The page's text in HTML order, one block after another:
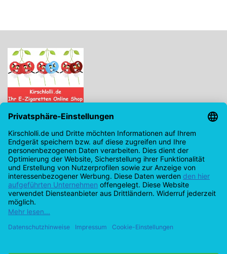
Kirschlolli.de - Ihr E-Zigaretten Online Shop
Kirchplatz 7, 96114 Hirschaid
0171 - 6124207
info@kirschlolli.de
USt-IdNr.: DE321609131
Kundendienst